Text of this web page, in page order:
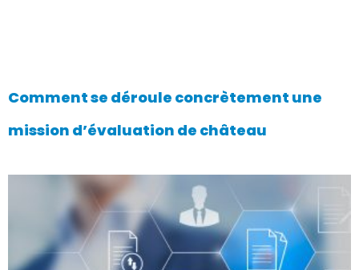
Comment se déroule concrètement une
mission d’évaluation de château